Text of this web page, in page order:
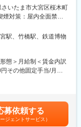
未経験の方でも安心して
合研修、2か月目以降
はメイン担当のサポー
目以降にメイン担当と
を増やしていきます。
環境も整っているほ
一に考えております。
他、本社部門へのキャ
動はございません）
しての育成支援・販売
当いただきます。
（他社商品も含めた）
り、代理店収入を向上
理店の事業計画や人
等の経営コンサルティ
接販売するのではなく
受などの営業推進活動
いたま市大宮区桜木町
煙対策：屋内全面禁煙
大手町1-9-2 勤務地最
喫煙対策：屋内全面禁
トワーク含む）
駅、竹橋駅、鉄道博物
態＞月給制＜賃金内訳
その他固定手当/月：
性がございます。賃金
じて上下する可能性が
記です。
募依頼する
ージェントサービス）